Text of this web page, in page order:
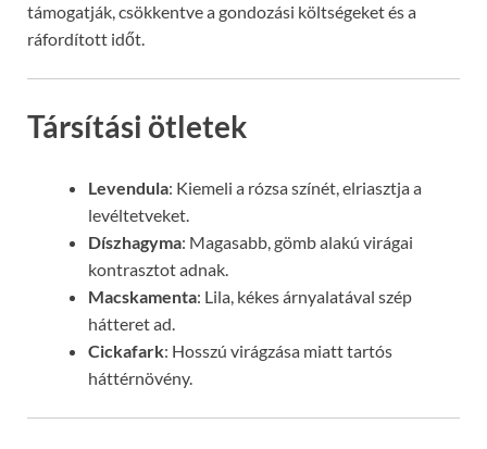
támogatják, csökkentve a gondozási költségeket és a
ráfordított időt.
Társítási ötletek
Levendula: Kiemeli a rózsa színét, elriasztja a
levéltetveket.
Díszhagyma: Magasabb, gömb alakú virágai
kontrasztot adnak.
Macskamenta: Lila, kékes árnyalatával szép
hátteret ad.
Cickafark: Hosszú virágzása miatt tartós
háttérnövény.